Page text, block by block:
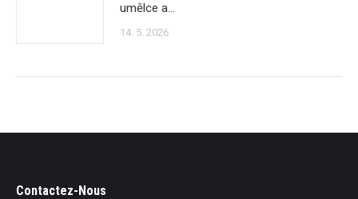
umělce a…
14. 5. 2026
Contactez-Nous